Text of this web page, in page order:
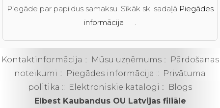
Piegāde par papildus samaksu. Sīkāk sk. sadaļā Piegādes
informācija
Kontaktinformācija :: Mūsu uzņēmums:: Pārdošanas
noteikumi :: Piegādes informācija :: Privātuma
politika :: Elektroniskie katalogi :: Blogs
Elbest Kaubandus OU Latvijas filiāle